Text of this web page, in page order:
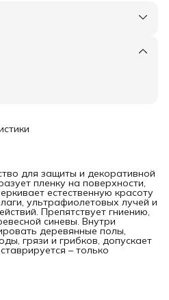
для защиты и декоративной
пленку на поверхности,
естественную красоту
ультрафиолетовых лучей и
Препятствует гниению,
синевы. Внутри
деревянные полы,
грязи и грибков, допускает
– только